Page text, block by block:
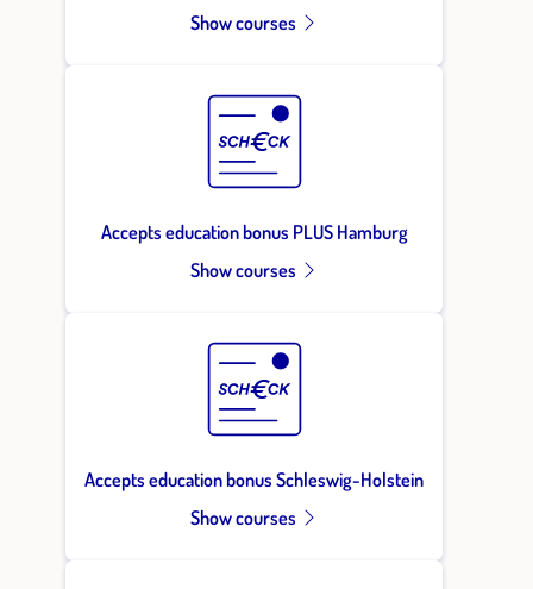
Show courses
Accepts education bonus PLUS Hamburg
Show courses
Accepts education bonus Schleswig-Holstein
Show courses